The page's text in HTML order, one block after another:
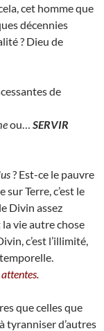
cet homme que
décennies
? Dieu de
de
ou… SERVIR
? Est-ce le pauvre
Terre, c’est le
Divin assez
vie autre chose
c’est l’illimité,
que celles que
tyranniser d’autres